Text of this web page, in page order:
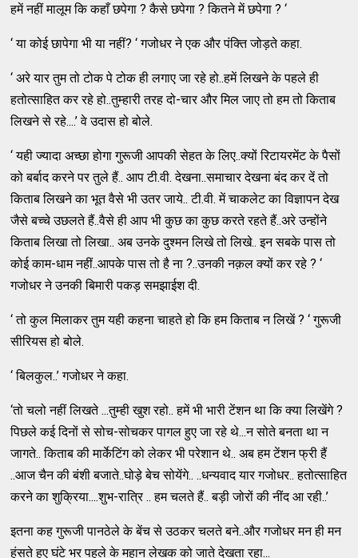
हमें नहीं मालूम कि कहाँ छपेगा ? कैसे छपेगा ? कितने में छपेगा ? ‘
‘ या कोई छापेगा भी या नहीं? ‘ गजोधर ने एक और पंक्ति जोड़ते कहा.
‘ अरे यार तुम तो टोक पे टोक ही लगाए जा रहे हो..हमें लिखने के पहले ही
हतोत्साहित कर रहे हो..तुम्हारी तरह दो-चार और मिल जाए तो हम तो किताब
लिखने से रहे....’ वे उदास हो बोले.
‘ यही ज्यादा अच्छा होगा गुरूजी आपकी सेहत के लिए..क्यों रिटायरमेंट के पैसों
को बर्बाद करने पर तुले हैं.. आप टी.वी. देखना..समाचार देखना बंद कर दें तो
किताब लिखने का भूत वैसे भी उतर जाये.. टी.वी. में चाकलेट का विज्ञापन देख
जैसे बच्चे उछलते हैं..वैसे ही आप भी कुछ का कुछ करते रहते हैं..अरे उन्होंने
किताब लिखा तो लिखा.. अब उनके दुश्मन लिखे तो लिखे.. इन सबके पास तो
कोई काम-धाम नहीं..आपके पास तो है ना ?..उनकी नक़ल क्यों कर रहे ? ‘
गजोधर ने उनकी बिमारी पकड़ समझाईश दी.
‘ तो कुल मिलाकर तुम यही कहना चाहते हो कि हम किताब न लिखें ? ‘ गुरूजी
सीरियस हो बोले.
‘ बिलकुल..’ गजोधर ने कहा.
‘तो चलो नहीं लिखते ...तुम्ही खुश रहो.. हमें भी भारी टेंशन था कि क्या लिखेंगे ?
पिछले कई दिनों से सोच-सोचकर पागल हुए जा रहे थे...न सोते बनता था न
जागते.. किताब की मार्केटिंग को लेकर भी परेशान थे.. अब हम टेंशन फ्री हैं
..आज चैन की बंशी बजाते..घोड़े बेच सोयेंगे.. ..धन्यवाद यार गजोधर.. हतोत्साहित
करने का शुक्रिया....शुभ-रात्रि .. हम चलते हैं.. बड़ी जोरों की नींद आ रही..’
इतना कह गुरूजी पानठेले के बेंच से उठकर चलते बने..और गजोधर मन ही मन
हंसते हुए घंटे भर पहले के महान लेखक को जाते देखता रहा...